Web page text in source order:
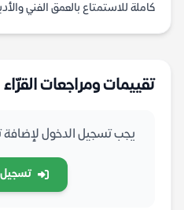
كاملة للاستمتاع بالعمق الفني
تقييمات ومراجعات القرّاء
يجب تسجيل الدخول
تسجيل